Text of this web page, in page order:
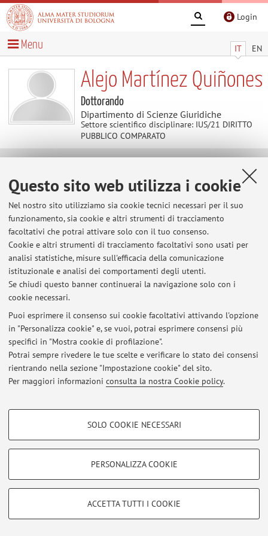
Questo sito web utilizza i cookie
Nel nostro sito utilizziamo sia cookie tecnici necessari per il suo
funzionamento, sia cookie e altri strumenti di tracciamento
facoltativi che potrai attivare solo con il tuo consenso.
Cookie e altri strumenti di tracciamento facoltativi sono usati per
analisi statistiche, misure sull'efficacia della comunicazione
istituzionale e analisi dei comportamenti degli utenti.
Se chiudi questo banner continuerai la navigazione solo con i
cookie necessari.
Puoi esprimere il consenso sui cookie facoltativi attivando l'opzione
in "Personalizza cookie" e, se vuoi, potrai esprimere consensi più
specifici in "Mostra cookie di profilazione".
Potrai sempre rivedere le tue scelte e verificare lo stato dei consensi
rientrando nella sezione "Impostazione cookie" del sito.
Per maggiori informazioni consulta la nostra Cookie policy.
COOKIE DI PROFILAZIONE - FACOLTATIVI
COOKIE TECNICI - NECESSARI
Si tratta di cookie tecnici utilizzati, a titolo esemplificativo, per il corretto
SOLO COOKIE NECESSARI
PERSONALIZZA COOKIE
ACCETTA TUTTI I COOKIE
Login
IT EN
Menu
Alejo Martínez Quiñones
Dottorando
Dipartimento di Scienze Giuridiche
Settore scientifico disciplinare: IUS/21 DIRITTO
PUBBLICO COMPARATO
Contatti
E-mail: alejo.martinez2@unibo.it
Dipartimento di Scienze Giuridiche
Via Zamboni 27/29, Bologna -Vai alla mappa
Ultimi avvisi
Al momento non sono presenti avvisi.
Accedi tramiteloginper gestire tutti i contenuti del sito.
© 2026 - ALMA MATER STUDIORUM - Università di Bologna - Via
|Note legali|Impostazioni Cookie